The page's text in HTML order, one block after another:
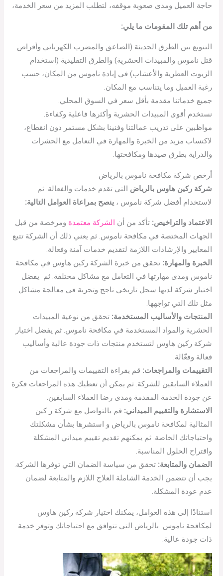
حاجة العميل ومدى صعوبة موقفه، لتطلب المزيد من سعر الخدمة،
من أهم تلك المقومات ما يلي:
التنويع بين الطرق الحديثة (الصاعق والمضرب الكهربائي وأقراص
قتل ناموس والمبيدات الحشرية) والطرق التقليدية (استخدام
الزيوت العطرية والأعشاب) في إبادة ناموس من المكان، حسب
رغبة العميل وما يتناسب مع المكان.
جميع خدماتنا مقدمة بأقل سعر في السوق المحلي.
نستخدم أقوى المبيدات الحشرية وأكثرها فاعلية وكفاءة.
مواظبين على تدريب عمالتنا وفنينا بشكل مستمر دون انقطاع،
لاكتساب مزيد من الخبرة والمهارة في التعامل مع الحشرات
والدراية بطرق صيدها ومكافحتها.
أرخص شركة مكافحة ناموس بالرياض
شركة ركين هاوس بالرياض التي تقدم خدمات والفعالة. ثم
لاستخدام أفضل شركة ناموس ،ينصح بمراعاة العوامل التالية:
الاعتماد والتراخيص: تأكد من أن الشركة معتمدة ومرخصة من قبل
الجهات المختصة في مكافحة ناموس. ثم يعني ذلك أن الشركة تتبع
المعايير والإرشادات اللازمة لتقديم خدمات آمنة وفعالة.
الخبرة والمهارة: تحقق من خبرة الشركة ركين هاوس في مكافحة
ناموس ومدى مهارتها في التعامل مع مشاكل مختلفة. ثم يفضل
اختيار شركة لديها سجل تاريخي ناجح وتجربة في معالجة مشاكل
مثل تلك التي تواجهها.
المنتجات والأساليب المستخدمة: تحقق من نوعية المبيدات
الحشرية والمواد المستخدمة في مكافحة ناموس. ثم يفضل اختيار
شركة ركين هاوس لتستخدم منتجات ذات جودة عالية وأساليب
فعالة وفعّالة.
التقييمات والمراجعات: قم بقراءة التقييمات والمراجعات من
العملاء السابقين للشركة. ثم يمكن أن تعطيك هذه المراجعات فكرة
عن جودة الخدمة المقدمة ومدى رضا العملاء السابقين.
الاستشارة والتقييم الميداني: قم بالتواصل مع شركة ر كين
المثالية لمكافحة ناموس بالرياض و استشرها بشأن مشكلتك
واحتياجاتك الخاصة. ثم يمكنهم تقديم تقييم ميداني المشكلة
واقتراح الحلول المناسبة.
الضمان والمتابعة: تحقق من سياسة الضمان التي توفرها الشركة.
يجب أن تتضمن الخدمة الشاملة العلاج اللازم والمتابعة لضمان
عدم عودة المشكلة.
استنادًا إلى هذه العوامل، يمكنك اختيار شركة ركين هاوس
لمكافحة ناموس بالرياض التي تتوافق مع احتياجاتك وتوفر خدمة
ذات جودة عالية.